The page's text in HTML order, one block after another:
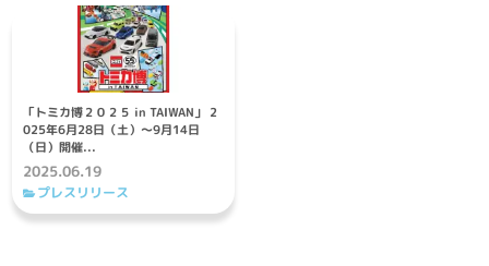
「トミカ博２０２５ in TAIWAN」 2
025年6月28日（土）～9月14日
（日）開催...
2025.06.19
プレスリリース